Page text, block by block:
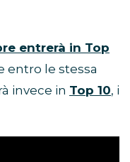
entrerà in Top
entro le stessa
invece in Top 10, i